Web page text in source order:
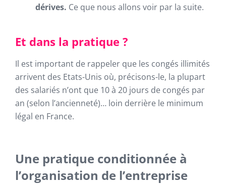
dérives. Ce que nous allons voir par la suite.
Et dans la pratique ?
Il est important de rappeler que les congés illimités
arrivent des Etats-Unis où, précisons-le, la plupart
des salariés n’ont que 10 à 20 jours de congés par
an (selon l’ancienneté)… loin derrière le minimum
légal en France.
Une pratique conditionnée à
l’organisation de l’entreprise